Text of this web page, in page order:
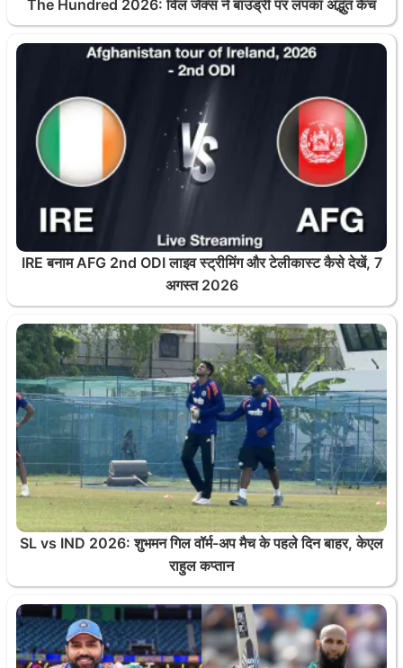
The Hundred 2026: विल जैक्स ने बाउंड्री पर लपका अद्भुत कैच
IRE बनाम AFG 2nd ODI लाइव स्ट्रीमिंग और टेलीकास्ट कैसे देखें, 7
अगस्त 2026
SL vs IND 2026: शुभमन गिल वॉर्म-अप मैच के पहले दिन बाहर, केएल
राहुल कप्तान